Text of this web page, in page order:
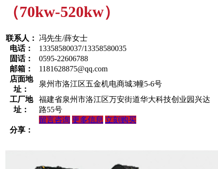
（70kw-520kw）
联系人：
冯先生/薛女士
电话：
13358580037/13358580035
固话：
0595-22606788
邮箱：
1181628875@qq.com
店面地
址：
泉州市洛江区五金机电商城3幢5-6号
工厂地
址：
福建省泉州市洛江区万安街道华大科技创业园兴达
路55号
留言咨询 更多信息 立刻购买
分享：